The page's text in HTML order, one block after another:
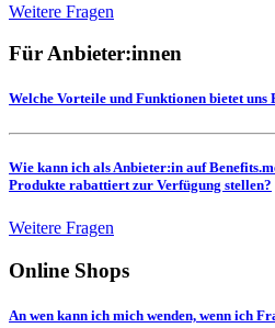
Weitere Fragen
Für Anbieter:innen
Welche Vorteile und Funktionen bietet uns
Wie kann ich als Anbieter:in auf
Produkte rabattiert zur Verfügung stellen?
Weitere Fragen
Online Shops
An wen kann ich mich wenden, wenn ich